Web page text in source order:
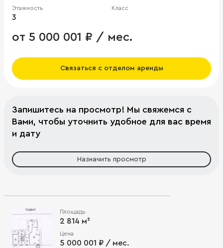
Этажность
3
Класс
от 5 000 001 ₽ / мес.
Связаться с отделом аренды
Запишитесь на просмотр! Мы свяжемся с
Вами, чтобы уточнить удобное для вас время
и дату
Назначить просмотр
Площадь
2 814 м²
Цена
5 000 001 ₽ / мес.